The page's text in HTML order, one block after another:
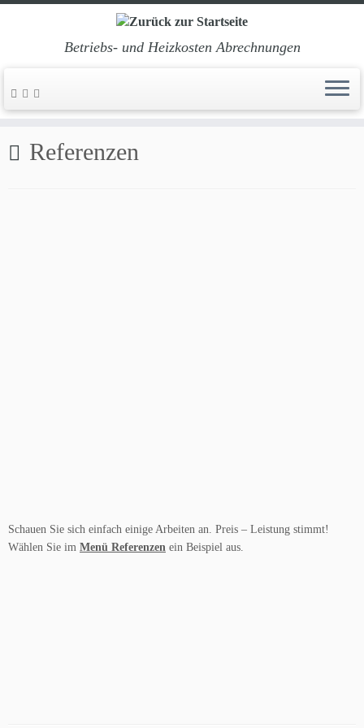
Zum
Inhalt
Betriebs- und Heizkosten Abrechnungen
Start » Referenzen
Referenzen
Schauen Sie sich einfach einige Arbeiten an. Preis – Leistung stimmt!
Wählen Sie im Menü Referenzen ein Beispiel aus.